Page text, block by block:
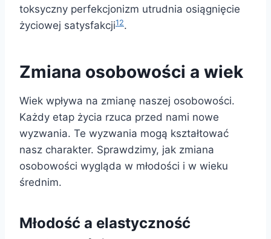
toksyczny perfekcjonizm utrudnia osiągnięcie
życiowej satysfakcji12.
Zmiana osobowości a wiek
Wiek wpływa na zmianę naszej osobowości.
Każdy etap życia rzuca przed nami nowe
wyzwania. Te wyzwania mogą kształtować
nasz charakter. Sprawdzimy, jak zmiana
osobowości wygląda w młodości i w wieku
średnim.
Młodość a elastyczność